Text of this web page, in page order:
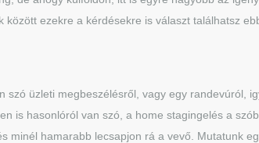
ezekre a kérdésekre is választ találhatsz
szó üzleti megbeszélésről, vagy egy randevúról,
is hasonlóról van szó, a home stagingelés a
minél hamarabb lecsapjon rá a vevő. Mutatunk